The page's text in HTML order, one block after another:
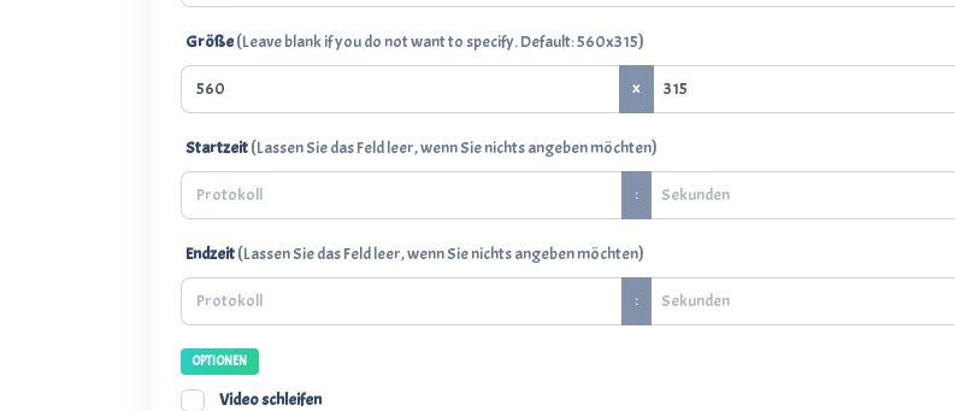
Größe(Leave blank if you do not want to specify. Default: 560x315)
x
Startzeit(Lassen Sie das Feld leer, wenn Sie nichts angeben möchten)
:
Endzeit(Lassen Sie das Feld leer, wenn Sie nichts angeben möchten)
:
OPTIONEN
Video schleifen